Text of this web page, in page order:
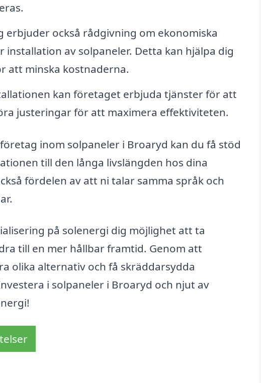
erbjuder också rådgivning om ekonomiska
av solpaneler. Detta kan hjälpa dig
att minska kostnaderna.
kan företaget erbjuda tjänster för att
justeringar för att maximera effektiviteten.
inom solpaneler i Broaryd kan du få stöd
till den långa livslängden hos dina
fördelen av att ni talar samma språk och
på solenergi dig möjlighet att ta
till en mer hållbar framtid. Genom att
olika alternativ och få skräddarsydda
i solpaneler i Broaryd och njut av